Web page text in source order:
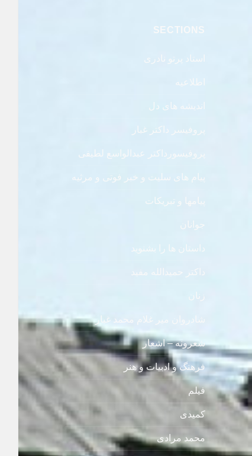
SECTIONS
استاد پرتو نادری
اطلاعیه
اندیشه های دل
پروفیسر داکتر غبار
پروفیسورداکتر عبدالواسع لطیفی
پیام های سلیت و خبر فوتی و مرثیه
پیامها و تبریکات
جوانان
داستان ها را بشنوید
داکتر حمیدالله مفید
زنان
شادروان میر غلام محمد غبار
شعرونه – اشعار
فرهنگ و ادبیات و هنر
فیلم
کمیدی
محمد مرادی